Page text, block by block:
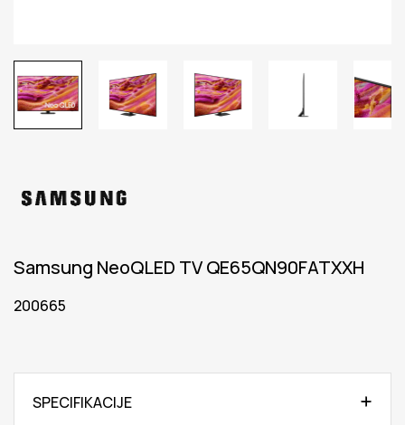
Samsung NeoQLED TV QE65QN90FATXXH
200665
SPECIFIKACIJE